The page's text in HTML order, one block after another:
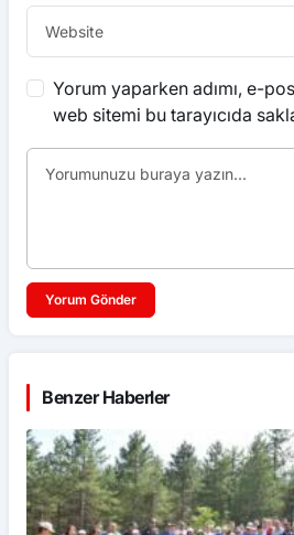
Yorum yaparken adımı, e-
web sitemi bu tarayıcıda
Yorum Gönder
Benzer Haberler